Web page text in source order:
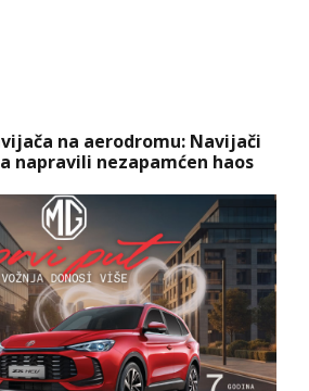
na aerodromu: Navijači
napravili nezapamćen haos